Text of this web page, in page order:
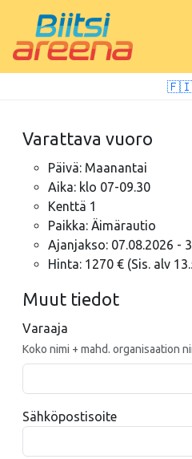
🇫🇮
Varattava vuoro
Päivä: Maanantai
Aika: klo 07-09.30
Kenttä 1
Paikka: Äimärautio
Ajanjakso: 07.08.2026 -
Hinta: 1270 € (Sis. alv
Muut tiedot
Varaaja
Koko nimi + mahd. organisaation
Sähköpostisoite